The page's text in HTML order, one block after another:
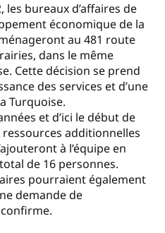
les bureaux d’affaires de
économique de la
au 481 route
dans le même
Cette décision se prend
des services et d’une
Turquoise.
et d’ici le début de
ressources additionnelles
à l’équipe en
de 16 personnes.
pourraient également
demande de